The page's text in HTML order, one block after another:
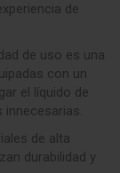
de
de uso es una
con un
el líquido de
innecesarias.
de alta
durabilidad y